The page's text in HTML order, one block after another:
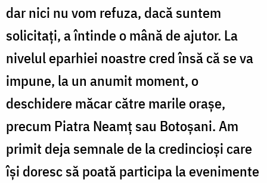
dar nici nu vom refuza, dacă suntem
solicitaţi, a întinde o mână de ajutor. La
nivelul eparhiei noastre cred însă că se va
impune, la un anumit moment, o
deschidere măcar către marile oraşe,
precum Piatra Neamţ sau Botoşani. Am
primit deja semnale de la credincioşi care
îşi doresc să poată participa la evenimente